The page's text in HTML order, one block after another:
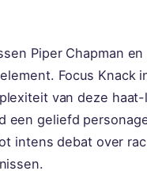
Piper Chapman en
Focus Knack
van deze
een geliefd
intens debat over